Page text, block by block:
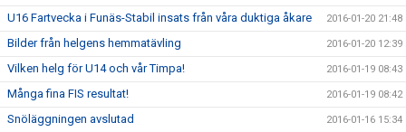
U16 Fartvecka i Funäs-Stabil insats från våra duktiga åkare 2016-01-20 21:48
Bilder från helgens hemmatävling 2016-01-20 12:39
Vilken helg för U14 och vår Timpa! 2016-01-19 08:43
Många fina FIS resultat! 2016-01-19 08:42
Snöläggningen avslutad 2016-01-16 15:34